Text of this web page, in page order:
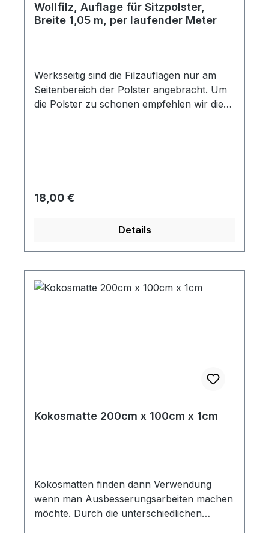
Wollfilz, Auflage für Sitzpolster,
Breite 1,05 m, per laufender Meter
Werksseitig sind die Filzauflagen nur am
Seitenbereich der Polster angebracht. Um
die Polster zu schonen empfehlen wir die
Regulärer Preis:
18,00 €
Details
Kokosmatte 200cm x 100cm x 1cm
Kokosmatten finden dann Verwendung
wenn man Ausbesserungsarbeiten machen
möchte. Durch die unterschiedlichen